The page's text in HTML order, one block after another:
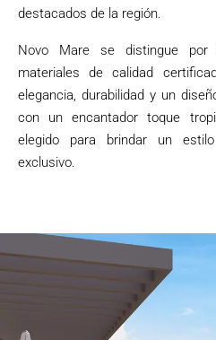
destacados de la región.
Novo Mare se distingue por
materiales de calidad
elegancia, durabilidad y un
con un encantador toque
elegido para brindar un
exclusivo.